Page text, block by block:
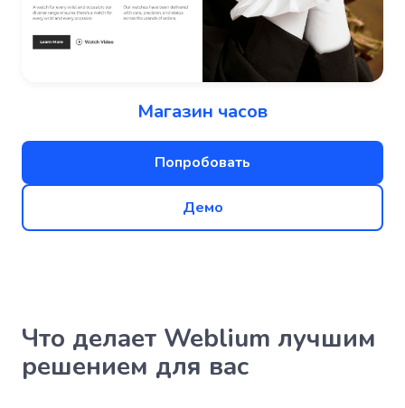
Магазин часов
Попробовать
Демо
Что делает Weblium лучшим
решением для вас